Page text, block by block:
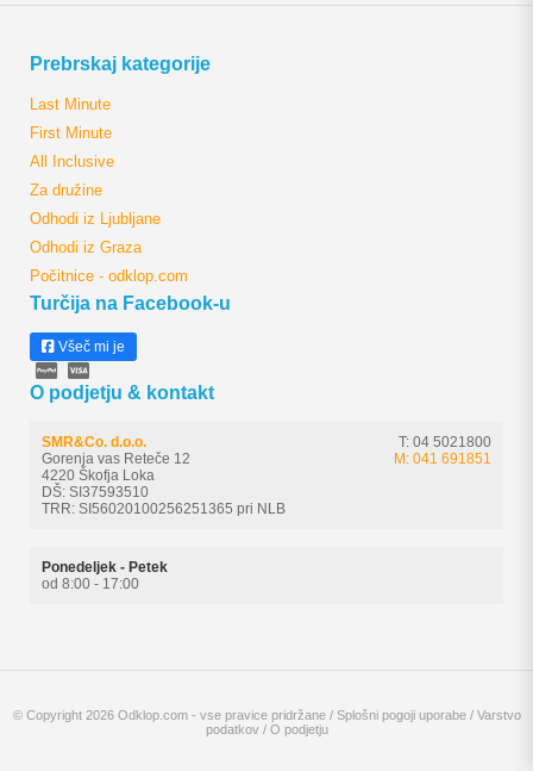
Prebrskaj kategorije
Last Minute
First Minute
All Inclusive
Za družine
Odhodi iz Ljubljane
Odhodi iz Graza
Počitnice - odklop.com
Turčija na Facebook-u
Všeč mi je
O podjetju & kontakt
SMR&Co. d.o.o.
Gorenja vas Reteče 12
4220 Škofja Loka
DŠ: SI37593510
TRR: SI56020100256251365 pri NLB
T: 04 5021800
M: 041 691851
Ponedeljek - Petek
od 8:00 - 17:00
© Copyright 2026 Odklop.com - vse pravice pridržane / Splošni pogoji uporabe/ Varstvo
podatkov/ O podjetju